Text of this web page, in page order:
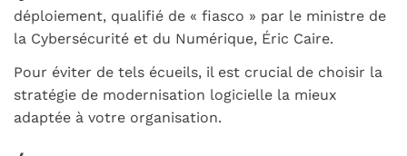
déploiement, qualifié de « fiasco » par le ministre de
la Cybersécurité et du Numérique, Éric Caire.
Pour éviter de tels écueils, il est crucial de choisir la
stratégie de modernisation logicielle la mieux
adaptée à votre organisation.